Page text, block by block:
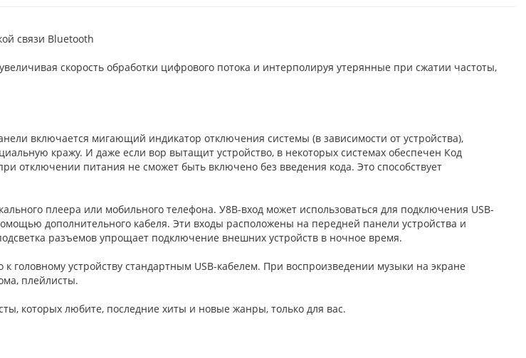
связи Bluetooth
скорость обработки цифрового потока и интерполируя утерянные при сжатии частоты,
включается мигающий индикатор отключения системы (в зависимости от устройства),
кражу. И даже если вор вытащит устройство, в некоторых системах обеспечен Код
отключении питания не сможет быть включено без введения кода. Это способствует
плеера или мобильного телефона. У8В-вход может использоваться для подключения USB-
дополнительного кабеля. Эти входы расположены на передней панели устройства и
разъемов упрощает подключение внешних устройств в ночное время.
устройству стандартным USB-кабелем. При воспроизведении музыки на экране
плейлисты.
которых любите, последние хиты и новые жанры, только для вас.